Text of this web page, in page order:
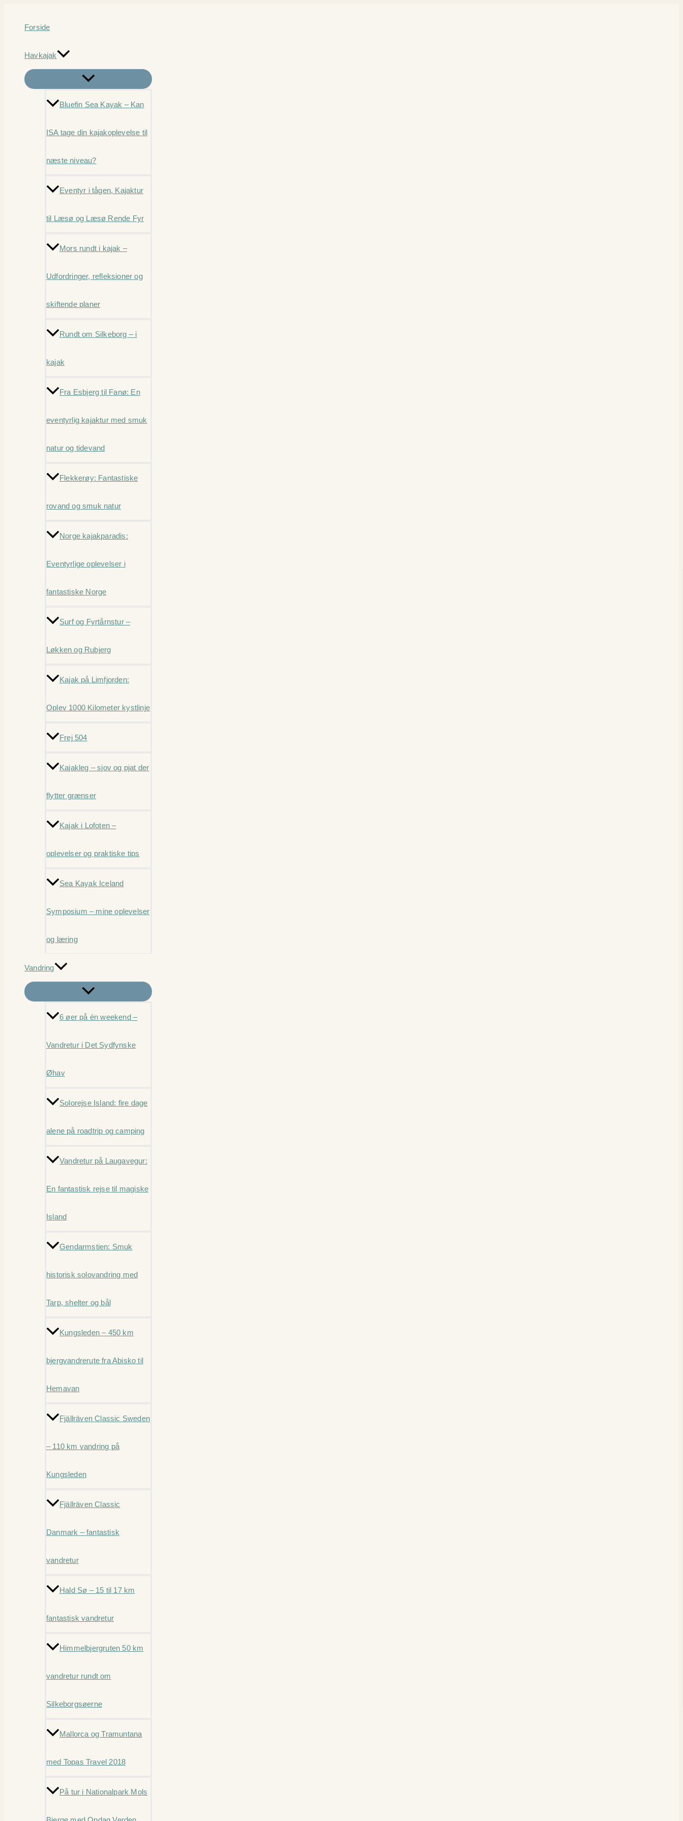
Forside
Havkajak
Bluefin Sea Kayak – Kan
ISA tage din kajakoplevelse til
næste niveau?
Eventyr i tågen, Kajaktur
til Læsø og Læsø Rende Fyr
Mors rundt i kajak –
Udfordringer, refleksioner og
skiftende planer
Rundt om Silkeborg – i
kajak
Fra Esbjerg til Fanø: En
eventyrlig kajaktur med smuk
natur og tidevand
Flekkerøy: Fantastiske
rovand og smuk natur
Norge kajakparadis:
Eventyrlige oplevelser i
fantastiske Norge
Surf og Fyrtårnstur –
Løkken og Rubjerg
Kajak på Limfjorden:
Oplev 1000 Kilometer kystlinje
Frej 504
Kajakleg – sjov og pjat der
flytter grænser
Kajak i Lofoten –
oplevelser og praktiske tips
Sea Kayak Iceland
Symposium – mine oplevelser
og læring
Vandring
6 øer på én weekend –
Vandretur i Det Sydfynske
Øhav
Solorejse Island: fire dage
alene på roadtrip og camping
Vandretur på Laugavegur:
En fantastisk rejse til magiske
Island
Gendarmstien: Smuk
historisk solovandring med
Tarp, shelter og bål
Kungsleden – 450 km
bjergvandrerute fra Abisko til
Hemavan
Fjällräven Classic Sweden
– 110 km vandring på
Kungsleden
Fjällräven Classic
Danmark – fantastisk
vandretur
Hald Sø – 15 til 17 km
fantastisk vandretur
Himmelbjergruten 50 km
vandretur rundt om
Silkeborgsøerne
Mallorca og Tramuntana
med Topas Travel 2018
På tur i Nationalpark Mols